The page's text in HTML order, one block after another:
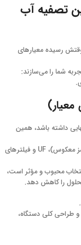
تصفیه آب
رسیده معیارهای
شما را می‌سازند:
داشته باشد، همین
در بازار خانگی، رایج‌ترین سیستم‌ها شامل RO (اسمز معکوس)، UF و فیلترهای
محبوب و مؤثر است،
را کاهش دهد.
طراحی کلی دستگاه،